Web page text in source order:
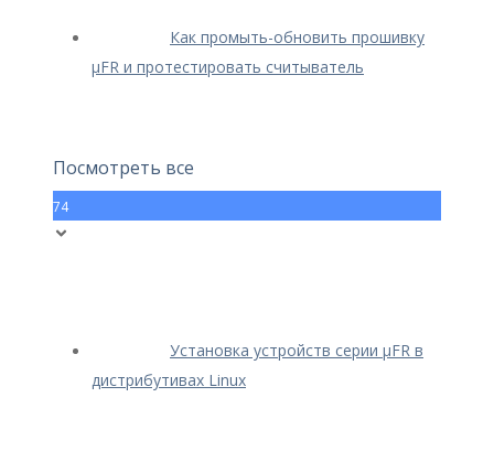
Как промыть-обновить прошивку
μFR и протестировать считыватель
Посмотреть все
74
Установка устройств серии μFR в
дистрибутивах Linux